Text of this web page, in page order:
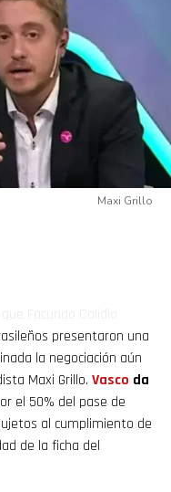
Maxi Grillo
presentaron una
la negociación aún
Maxi Grillo. Vasco da
el 50% del pase de
al cumplimiento de
de la ficha del